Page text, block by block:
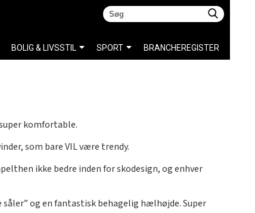
komfortable.
som bare VIL være trendy.
ikke bedre inden for skodesign, og enhver
og en fantastisk behagelig hælhøjde. Super
BOLIG & LIVSSTIL SPORT BRANCHEREGISTER